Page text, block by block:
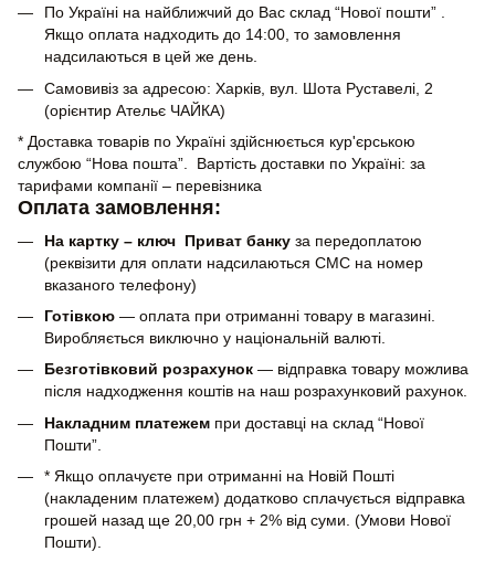
По Україні на найближчий до Вас склад “Нової пошти” .
Якщо оплата надходить до 14:00, то замовлення
надсилаються в цей же день.
Самовивіз за адресою: Харків, вул. Шота Руставелі, 2
(орієнтир Ательє ЧАЙКА)
* Доставка товарів по Україні здійснюється кур'єрською
службою “Нова пошта”. Вартість доставки по Україні: за
тарифами компанії – перевізника
Оплата замовлення:
На картку – ключ Приват банку за передоплатою
(реквізити для оплати надсилаються СМС на номер
вказаного телефону)
Готівкою — оплата при отриманні товару в магазині.
Виробляється виключно у національній валюті.
Безготівковий розрахунок — відправка товару можлива
після надходження коштів на наш розрахунковий рахунок.
Накладним платежем при доставці на склад “Нової
Пошти”.
* Якщо оплачуєте при отриманні на Новій Пошті
(накладеним платежем) додатково сплачується відправка
грошей назад ще 20,00 грн + 2% від суми. (Умови Нової
Пошти).